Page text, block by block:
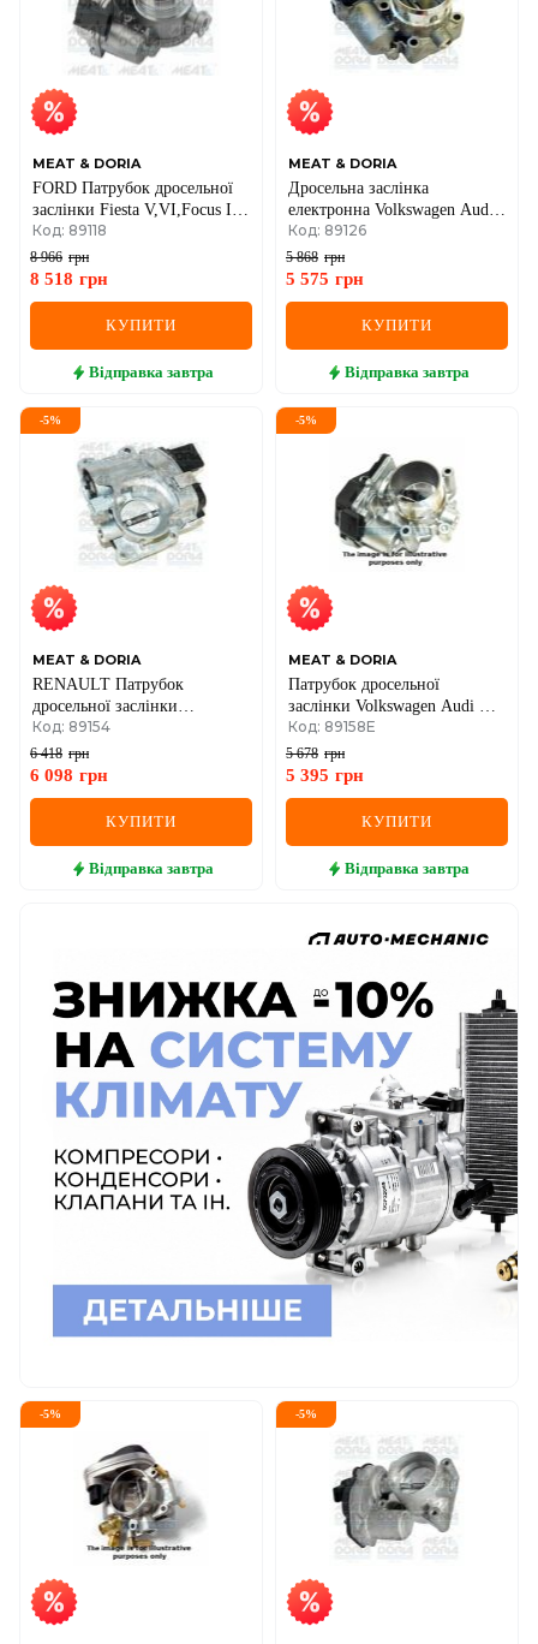
MEAT & DORIA
FORD Патрубок дросельної
заслінки Fiesta V,VI,Focus II
1.6TDCi 04-
Код: 89118
8 966 грн
8 518 грн
КУПИТИ
Відправка завтра
MEAT & DORIA
Дросельна заслінка
електронна Volkswagen Audi
A4/A6 1.8T, Passat, Skoda
Superb
Код: 89126
5 868 грн
5 575 грн
КУПИТИ
Відправка завтра
-5%
MEAT & DORIA
RENAULT Патрубок
дросельної заслінки
Kangoo,Clio II 1.2 01-
Код: 89154
6 418 грн
6 098 грн
КУПИТИ
Відправка завтра
-5%
MEAT & DORIA
Патрубок дросельної
заслінки Volkswagen Audi A3,
Q3, Skoda Fabia II, Superb II,
Yeti, Caddy III, Golf VI, Jetta
IV, Passat, Polo, Sharan,
Код: 89158E
5 678 грн
5 395 грн
КУПИТИ
Відправка завтра
-5% -5%